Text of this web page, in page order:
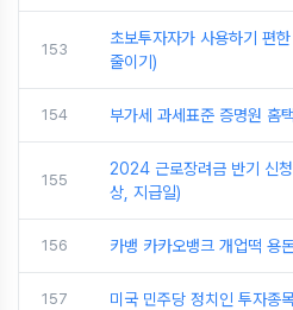
153
초보투자자가 사용하기 편
줄이기)
154 부가세 과세표준 증명원 홈
155
2024 근로장려금 반기 신
상, 지급일)
156 카뱅 카카오뱅크 개업떡
157 미국 민주당 정치인 투자종